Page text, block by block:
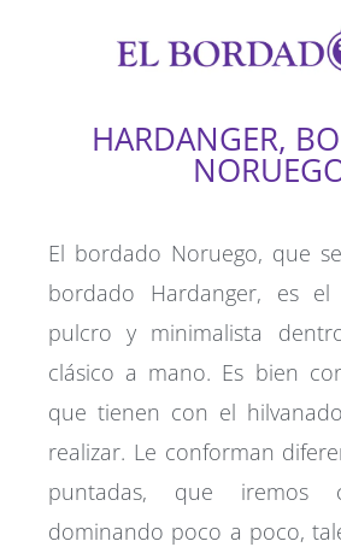
HARDANGER,
El bordado Noruego, que
bordado Hardanger, es el
pulcro y minimalista
clásico a mano. Es bien
que tienen con el
realizar. Le conforman
puntadas, que iremos
dominando poco a poco,